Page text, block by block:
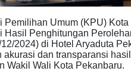
Umum (KPU)
Hasil Penghitungan
2024) di Hotel Aryaduta
dan transparansi
Wakil Wali Kota Pekanbaru.